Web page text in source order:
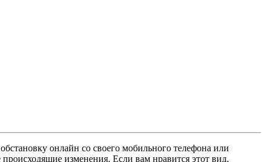
онлайн со своего мобильного телефона или
изменения. Если вам нравится этот вид,